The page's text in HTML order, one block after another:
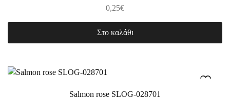
0,25€
Στο καλάθι
Salmon rose SLOG-028701